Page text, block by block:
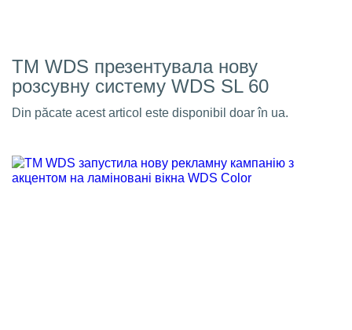
ТМ WDS презентувала нову
розсувну систему WDS SL 60
Din păcate acest articol este disponibil doar în ua.